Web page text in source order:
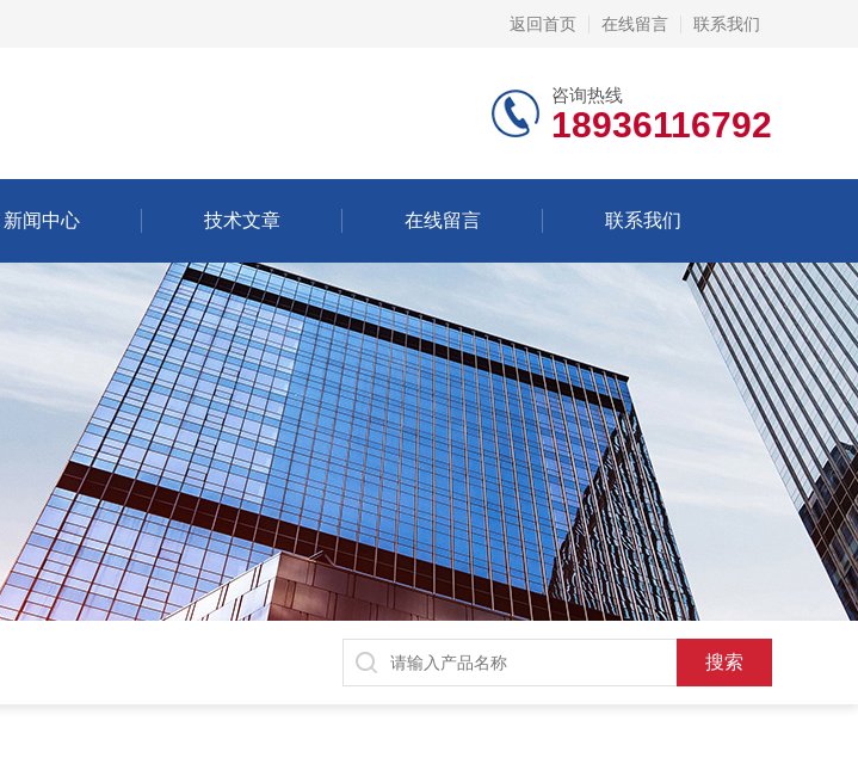
返回首页 在线留言 联系我们
咨询热线
18936116792
新闻中心 技术文章 在线留言 联系我们